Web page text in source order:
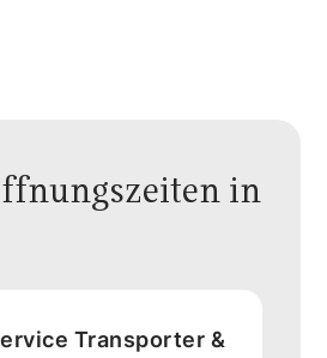
in
Transporter &